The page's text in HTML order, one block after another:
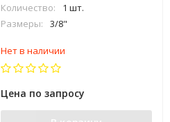
Количество:
1 шт.
Размеры:
3/8"
Нет в наличии
Цена по запросу